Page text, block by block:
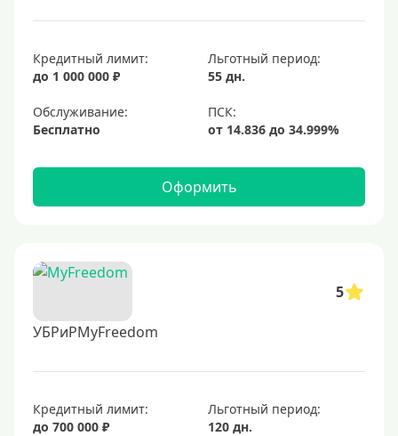
Кредитный лимит:
до 1 000 000 ₽
Льготный период:
55 дн.
Обслуживание:
Бесплатно
Оформить
5
УБРиРMyFreedom
Кредитный лимит:
до 700 000 ₽
Льготный период:
120 дн.